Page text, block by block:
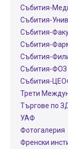
Събития-
Събития-
Събития-
Събития-
Събития-
Събития-ФОЗ
Събития-
Трети
Търгове по
УАФ
Фотогалерия
Френски